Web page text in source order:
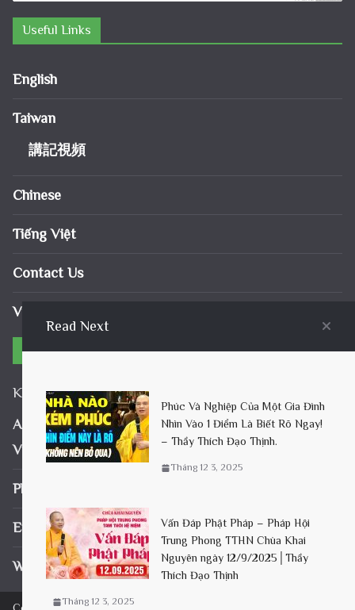
Useful Links
English
Taiwan
講記視頻
Chinese
Tiếng Việt
Contact Us
Video Pháp Âm
Contact
Khai Nguyen Buddhist temple
Address: Doai Phuong Commune, Hanoi City,
Vietnam
Phone: +84-348469836
Email:master.thichdaothinh@gmail.com
Website: chuakhainguyen.com
Read Next
Phúc Và Nghiệp Của Một Gia Đình
Nhìn Vào 1 Điểm Là Biết Rõ Ngay!
– Thầy Thích Đạo Thịnh.
Tháng 12 3, 2025
Vấn Đáp Phật Pháp – Pháp Hội
Trung Phong TTHN Chùa Khai
Nguyên ngày 12/9/2025│Thầy
Thích Đạo Thịnh
Tháng 12 3, 2025